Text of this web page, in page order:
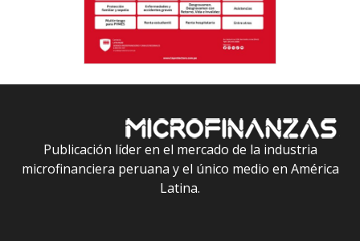
Publicación líder en el mercado de la industria
microfinanciera peruana y el único medio en América
Latina.